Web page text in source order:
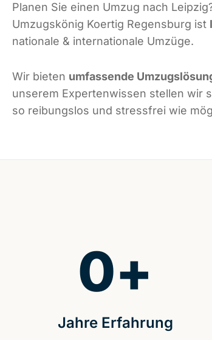
Planen Sie einen Umzug nach
Umzugskönig Koertig Regensburg ist
nationale & internationale Umzüge.
Wir bieten umfassende
unserem Expertenwissen stellen wir
so reibungslos und stressfrei wie
Jahre Erfahrung
0+